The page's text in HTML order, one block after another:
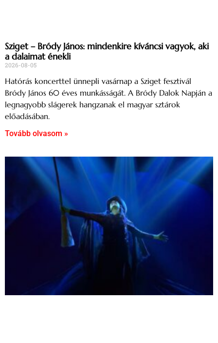
Sziget – Bródy János: mindenkire kíváncsi vagyok, aki
a dalaimat énekli
2026-08-05
Hatórás koncerttel ünnepli vasárnap a Sziget fesztivál
Bródy János 60 éves munkásságát. A Bródy Dalok Napján a
legnagyobb slágerek hangzanak el magyar sztárok
előadásában.
Tovább olvasom »